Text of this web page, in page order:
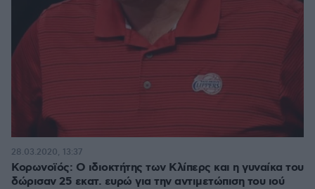
Κορωνοϊός: Ο ιδιοκτήτης των Κλίπερς και η γυναίκα του
δώρισαν 25 εκατ. ευρώ για την αντιμετώπιση του ιού
28.03.2020, 13:37